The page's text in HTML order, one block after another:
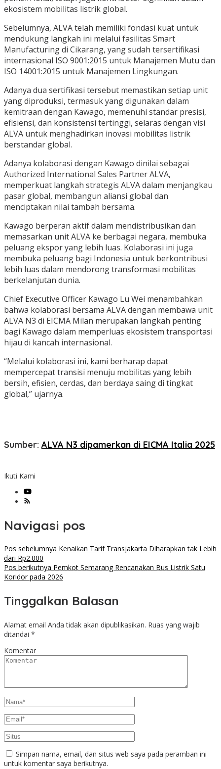
ekosistem mobilitas listrik global.
Sebelumnya, ALVA telah memiliki fondasi kuat untuk
mendukung langkah ini melalui fasilitas Smart
Manufacturing di Cikarang, yang sudah tersertifikasi
internasional ISO 9001:2015 untuk Manajemen Mutu dan
ISO 14001:2015 untuk Manajemen Lingkungan.
Adanya dua sertifikasi tersebut memastikan setiap unit
yang diproduksi, termasuk yang digunakan dalam
kemitraan dengan Kawago, memenuhi standar presisi,
efisiensi, dan konsistensi tertinggi, selaras dengan visi
ALVA untuk menghadirkan inovasi mobilitas listrik
berstandar global.
Adanya kolaborasi dengan Kawago dinilai sebagai
Authorized International Sales Partner ALVA,
memperkuat langkah strategis ALVA dalam menjangkau
pasar global, membangun aliansi global dan
menciptakan nilai tambah bersama.
Kawago berperan aktif dalam mendistribusikan dan
memasarkan unit ALVA ke berbagai negara, membuka
peluang ekspor yang lebih luas. Kolaborasi ini juga
membuka peluang bagi Indonesia untuk berkontribusi
lebih luas dalam mendorong transformasi mobilitas
berkelanjutan dunia.
Chief Executive Officer Kawago Lu Wei menambahkan
bahwa kolaborasi bersama ALVA dengan membawa unit
ALVA N3 di EICMA Milan merupakan langkah penting
bagi Kawago dalam memperluas ekosistem transportasi
hijau di kancah internasional.
“Melalui kolaborasi ini, kami berharap dapat
mempercepat transisi menuju mobilitas yang lebih
bersih, efisien, cerdas, dan berdaya saing di tingkat
global,” ujarnya.
Sumber: ALVA N3 dipamerkan di EICMA Italia 2025
Ikuti Kami
Navigasi pos
Pos sebelumnya Kenaikan Tarif Transjakarta Diharapkan tak Lebih
dari Rp2.000
Pos berikutnya Pemkot Semarang Rencanakan Bus Listrik Satu
Koridor pada 2026
Tinggalkan Balasan
Alamat email Anda tidak akan dipublikasikan. Ruas yang wajib
ditandai *
Komentar
Simpan nama, email, dan situs web saya pada peramban ini
untuk komentar saya berikutnya.